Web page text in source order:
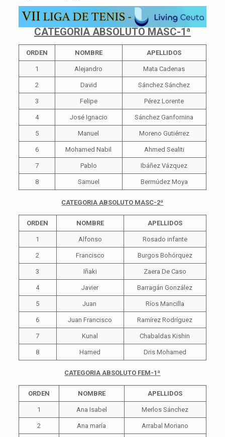
CATEGORIA ABSOLUTO MASC-1ª
ORDEN NOMBRE APELLIDOS
1 Alejandro Mata Cadenas
2 David Sánchez Sánchez
3 Felipe Pérez Lorente
4 José Ignacio Sánchez Ganfornina
5 Manuel Moreno Gutiérrez
6 Mohamed Nabil Ahmed Sealiti
7 Pablo Ibáñez Vázquez
8 Samuel Bermúdez Moya
CATEGORIA ABSOLUTO MASC-2ª
ORDEN NOMBRE APELLIDOS
1 Alfonso Rosado infante
2 Francisco Burgos Bohórquez
3 Iñaki Zaera De Caso
4 Javier Barragán González
5 Juan Ríos Mancilla
6 Juan Francisco Ramírez Rodríguez
7 Kunal Chabaldas Kishin
8 Hamed Dris Mohamed
CATEGORIA ABSOLUTO FEM-1ª
ORDEN NOMBRE APELLIDOS
1 Ana Isabel Merlos Sánchez
2 Ana maría Arrabal Moriano